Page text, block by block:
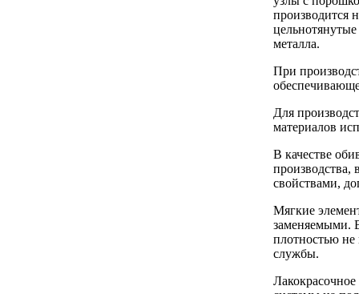
производится
металла.
При
Для
материалов
В качестве
производства,
свойствами,
Мягкие
заменяемыми.
плотностью не
службы.